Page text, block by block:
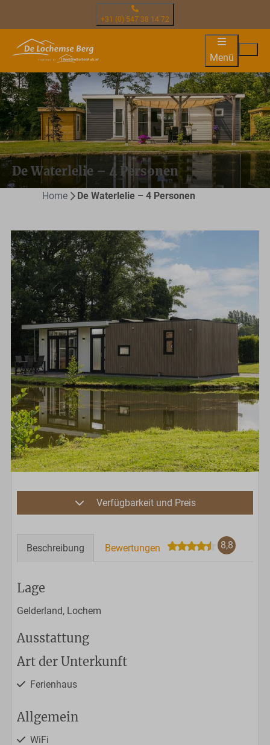
+31 (0) 547 38 14 72
Menü
De Waterlelie – 4 Personen
Home De Waterlelie – 4 Personen
Verfügbarkeit und Preis
Beschreibung Bewertungen 8,8
Lage
Gelderland, Lochem
Ausstattung
Art der Unterkunft
Ferienhaus
Allgemein
WiFi